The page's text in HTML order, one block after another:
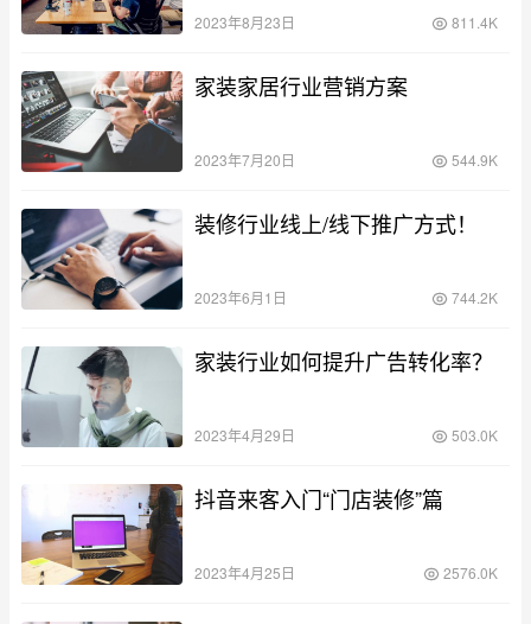
2023年8月23日 811.4K
家装家居行业营销方案
2023年7月20日 544.9K
装修行业线上/线下推广方式！
2023年6月1日 744.2K
家装行业如何提升广告转化率？
2023年4月29日 503.0K
抖音来客入门“门店装修”篇
2023年4月25日 2576.0K